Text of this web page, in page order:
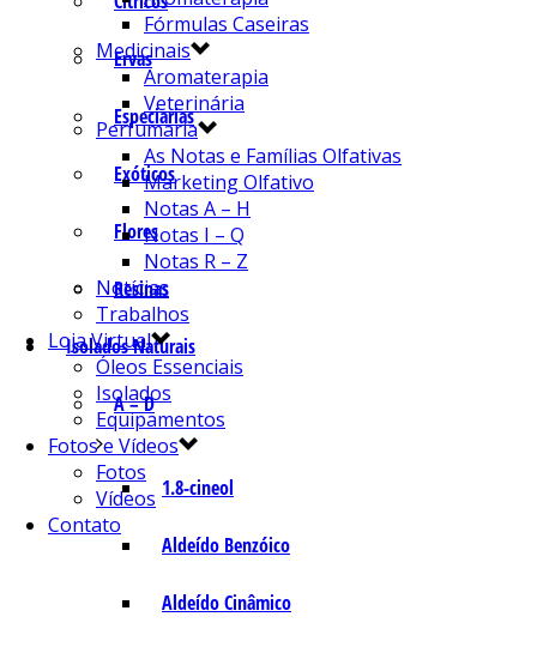
Ervas
Especiarias
Exóticos
Flores
Resinas
Isolados Naturais
A – D
1.8-cineol
Aldeído Benzóico
Aldeído Cinâmico
Fórmulas Caseiras
Medicinais
Aromaterapia
Veterinária
Perfumaria
As Notas e Famílias Olfativas
Marketing Olfativo
Notas A – H
Notas I – Q
Notas R – Z
Notícias
Trabalhos
Loja Virtual
Óleos Essenciais
Isolados
Equipamentos
Fotos e Vídeos
Fotos
Vídeos
Contato